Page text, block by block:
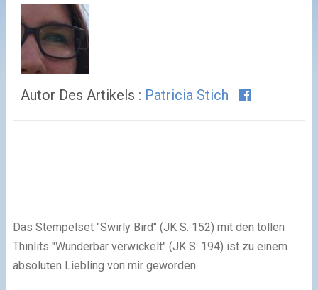
Autor Des Artikels : Patricia Stich
Das Stempelset "Swirly Bird" (JK S. 152) mit den tollen
Thinlits "Wunderbar verwickelt" (JK S. 194) ist zu einem
absoluten Liebling von mir geworden.